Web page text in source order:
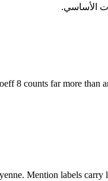
الأساسي.
8 counts far more than
Mention labels